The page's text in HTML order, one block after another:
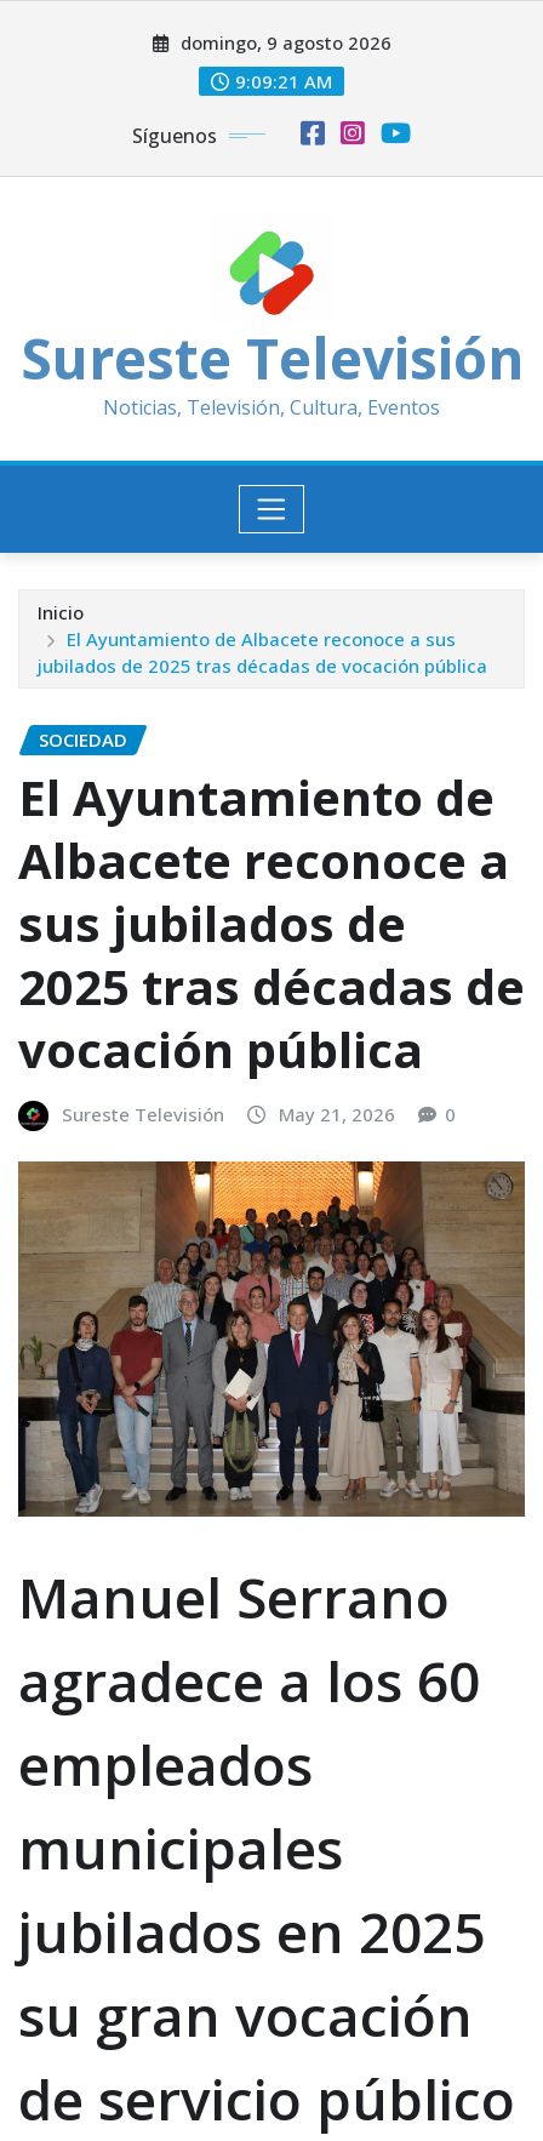
domingo, 9 agosto 2026
9:09:23 AM
Síguenos
Sureste Televisión
Noticias, Televisión, Cultura, Eventos
Inicio
El Ayuntamiento de Albacete reconoce a sus
jubilados de 2025 tras décadas de vocación pública
SOCIEDAD
El Ayuntamiento de
Albacete reconoce a
sus jubilados de
2025 tras décadas de
vocación pública
Sureste Televisión May 21, 2026 0
Manuel Serrano
agradece a los 60
empleados
municipales
jubilados en 2025
su gran vocación
de servicio público